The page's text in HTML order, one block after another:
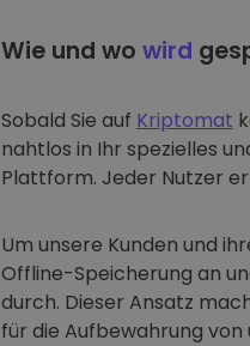
Wie und wo wird
Sobald Sie auf Kriptomat
nahtlos in Ihr spezielles
Plattform. Jeder Nutzer
Um unsere Kunden und
Offline-Speicherung an
durch. Dieser Ansatz
für die Aufbewahrung